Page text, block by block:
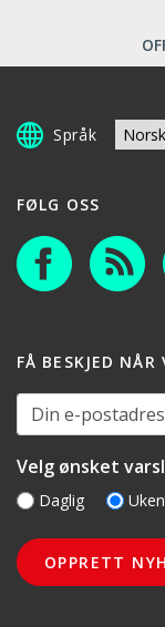
Språk
FØLG OSS
FÅ BESKJED NÅR
Din e-postadresse:
Velg ønsket
Daglig